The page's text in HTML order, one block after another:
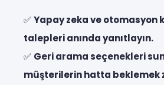
✅Yapay zeka ve otomasyon
talepleri anında yanıtlayın.
✅ Geri arama seçenekleri
müşterilerin hatta beklemek